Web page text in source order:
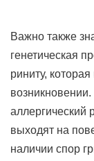
Важно также
генетическая
риниту,
аллергический
выходят на
наличии спор